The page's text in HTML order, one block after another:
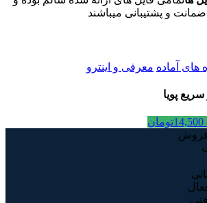
و پشتیبانی میباشند
های آماده معرفی و اینترو
پویا
14,500تومان